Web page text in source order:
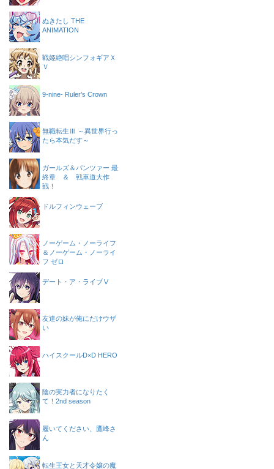
ぬきたし THE
ANIMATION
戦姫絶唱シンフォギアＸ
Ｖ
9-nine- Ruler’s Crown
無職転生Ⅲ ～異世界行っ
たら本気だす～
ガールズ＆パンツァー 最
終章 ＆ 戦車道大作
戦！
ドルフィンウェーブ
ノーゲーム・ノーライフ
＆ノーゲーム・ノーライ
フ ゼロ
デート・ア・ライブⅤ
友達の妹が俺にだけウザ
い
ハイスクールD×D HERO
陰の実力者になりたく
て！2nd season
履いてください、鷹峰さ
ん
転生王女と天才令嬢の魔